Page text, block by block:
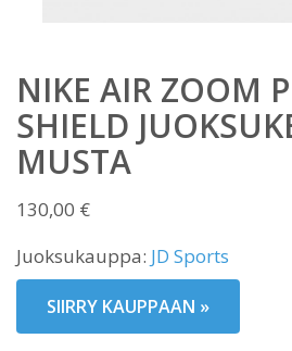
NIKE AIR ZOOM
SHIELD
MUSTA
130,00 €
Juoksukauppa: JD Sports
SIIRRY KAUPPAAN »